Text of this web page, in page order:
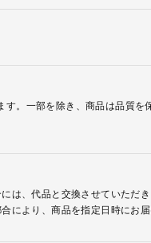
。一部を除き、商品は品質を
、代品と交換させていただ
より、商品を指定日時にお